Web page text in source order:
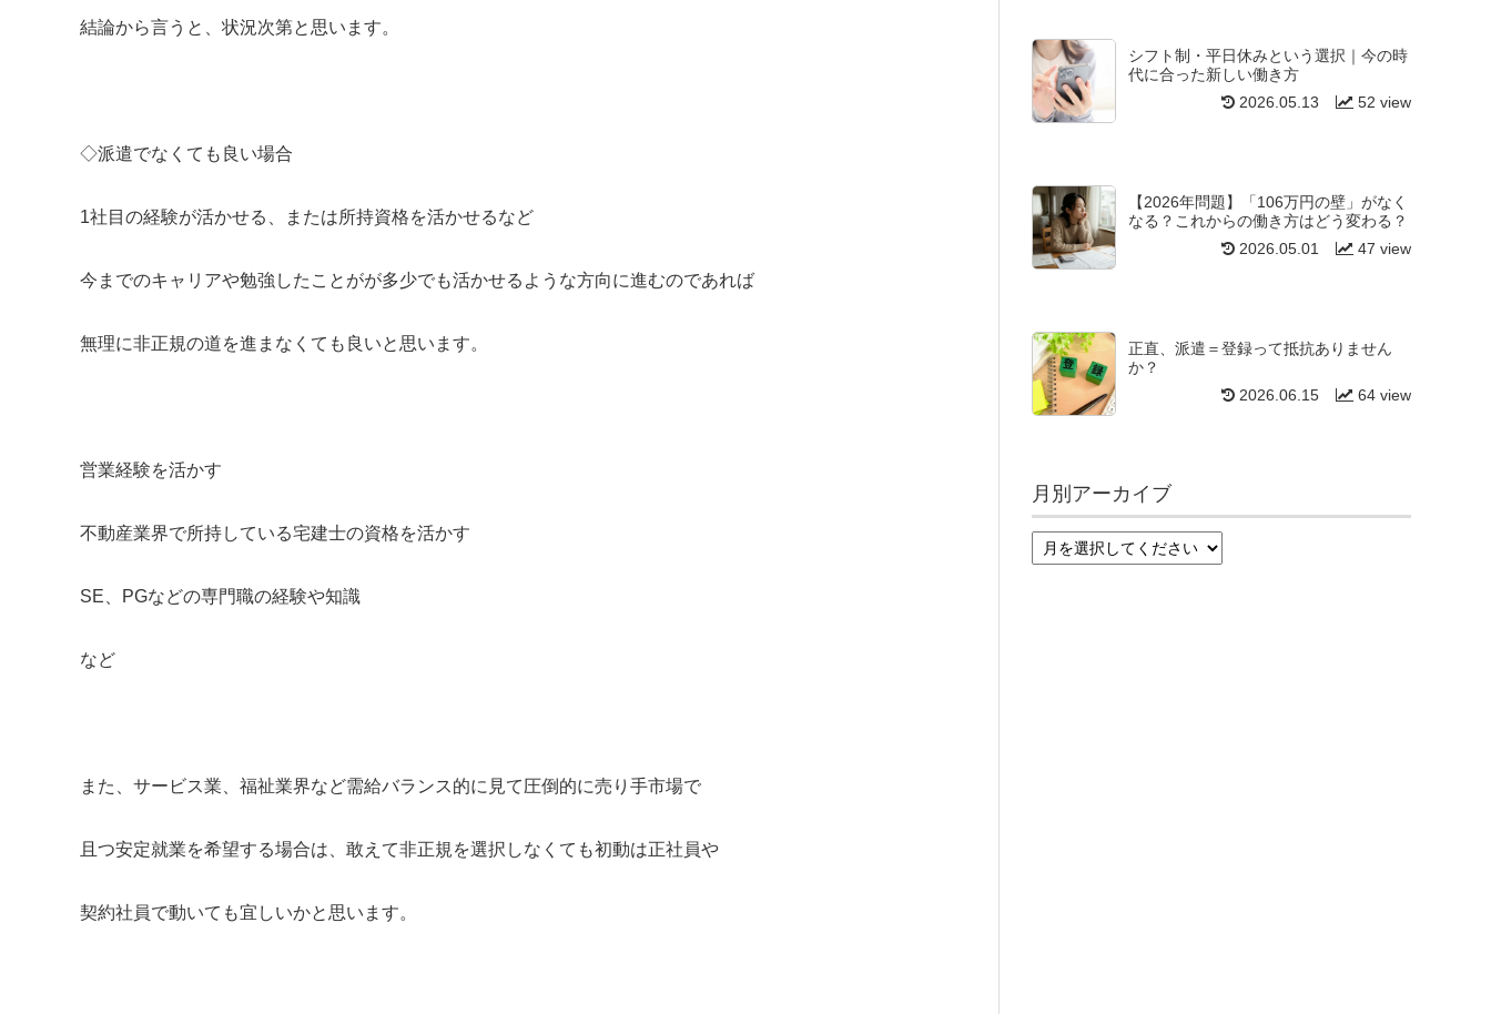
結論から言うと、状況次第と思います。
◇派遣でなくても良い場合
1社目の経験が活かせる、または所持資格を活かせるなど
今までのキャリアや勉強したことがが多少でも活かせるような方向に進むのであれば
無理に非正規の道を進まなくても良いと思います。
営業経験を活かす
不動産業界で所持している宅建士の資格を活かす
SE、PGなどの専門職の経験や知識
など
また、サービス業、福祉業界など需給バランス的に見て圧倒的に売り手市場で
且つ安定就業を希望する場合は、敢えて非正規を選択しなくても初動は正社員や
契約社員で動いても宜しいかと思います。
シフト制・平日休みという選択｜今の時
代に合った新しい働き方
52 view
2026.05.13
【2026年問題】「106万円の壁」がなく
なる？これからの働き方はどう変わる？
47 view
2026.05.01
正直、派遣＝登録って抵抗ありません
か？
64 view
2026.06.15
月別アーカイブ
勤務地を選ぶ
新発田市
県央エリア